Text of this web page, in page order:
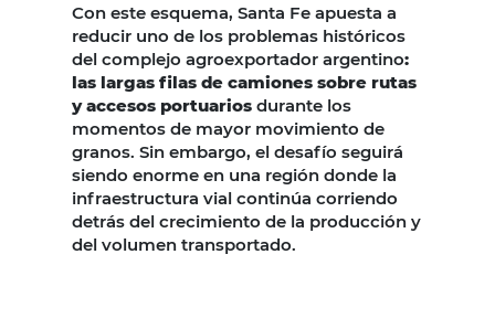
Con este esquema, Santa Fe apuesta a
reducir uno de los problemas históricos
del complejo agroexportador argentino:
las largas filas de camiones sobre rutas
y accesos portuarios durante los
momentos de mayor movimiento de
granos. Sin embargo, el desafío seguirá
siendo enorme en una región donde la
infraestructura vial continúa corriendo
detrás del crecimiento de la producción y
del volumen transportado.